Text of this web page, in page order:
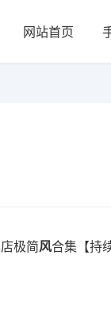
网站首页
极简风合集【持